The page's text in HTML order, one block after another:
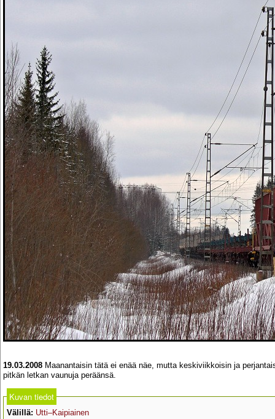
19.03.2008 Maanantaisin tätä ei enää näe, mutta keskiviikkoisin ja
pitkän letkan vaunuja peräänsä.
Kuvan tiedot
Välillä: Utti–Kaipiainen